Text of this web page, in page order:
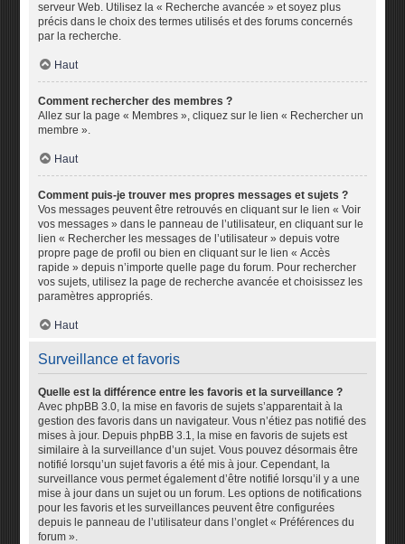
serveur Web. Utilisez la « Recherche avancée » et soyez plus
précis dans le choix des termes utilisés et des forums concernés
par la recherche.
Haut
Comment rechercher des membres ?
Allez sur la page « Membres », cliquez sur le lien « Rechercher un
membre ».
Haut
Comment puis-je trouver mes propres messages et sujets ?
Vos messages peuvent être retrouvés en cliquant sur le lien « Voir
vos messages » dans le panneau de l’utilisateur, en cliquant sur le
lien « Rechercher les messages de l’utilisateur » depuis votre
propre page de profil ou bien en cliquant sur le lien « Accès
rapide » depuis n’importe quelle page du forum. Pour rechercher
vos sujets, utilisez la page de recherche avancée et choisissez les
paramètres appropriés.
Haut
Surveillance et favoris
Quelle est la différence entre les favoris et la surveillance ?
Avec phpBB 3.0, la mise en favoris de sujets s’apparentait à la
gestion des favoris dans un navigateur. Vous n’étiez pas notifié des
mises à jour. Depuis phpBB 3.1, la mise en favoris de sujets est
similaire à la surveillance d’un sujet. Vous pouvez désormais être
notifié lorsqu’un sujet favoris a été mis à jour. Cependant, la
surveillance vous permet également d’être notifié lorsqu’il y a une
mise à jour dans un sujet ou un forum. Les options de notifications
pour les favoris et les surveillances peuvent être configurées
depuis le panneau de l’utilisateur dans l’onglet « Préférences du
forum ».